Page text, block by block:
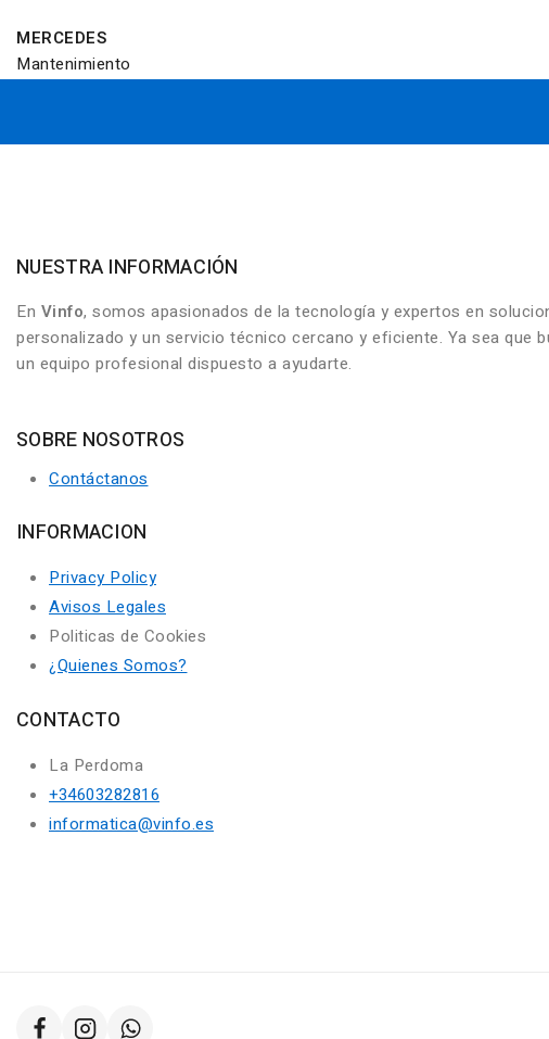
MERCEDES
Mantenimiento
NUESTRA INFORMACIÓN
En Vinfo, somos apasionados de la tecnología y expertos en
personalizado y un servicio técnico cercano y eficiente. Ya sea que
un equipo profesional dispuesto a ayudarte.
SOBRE NOSOTROS
Contáctanos
INFORMACION
Privacy Policy
Avisos Legales
Politicas de Cookies
¿Quienes Somos?
CONTACTO
La Perdoma
+34603282816
informatica@vinfo.es